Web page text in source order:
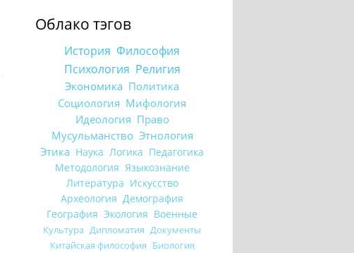
Облако тэгов
История Философия
Психология Религия
Экономика Политика
Социология Мифология
Идеология Право
Мусульманство Этнология
Этика Наука Логика Педагогика
Методология Языкознание
Литература Искусство
Археология Демография
География Экология Военные
Культура Дипломатия Документы
Китайская философия Биология